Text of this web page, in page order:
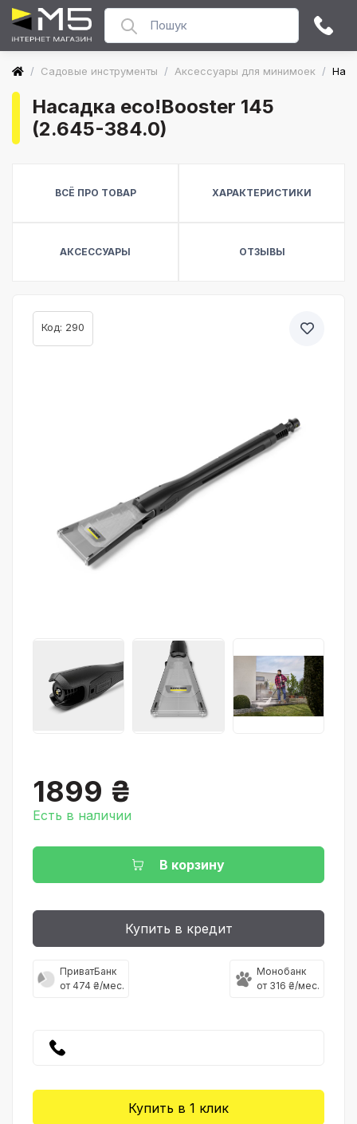
/ Садовые инструменты / Аксессуары для минимоек /
Наcадка eco!Booster 145
(2.645-384.0)
ВСЁ ПРО ТОВАР ХАРАКТЕРИСТИКИ
АКСЕССУАРЫ ОТЗЫВЫ
Код: 290
1899 ₴
Есть в наличии
В корзину
Купить в кредит
ПриватБанк
от 474 ₴/мес.
Монобанк
от 316 ₴/мес.
Купить в 1 клик